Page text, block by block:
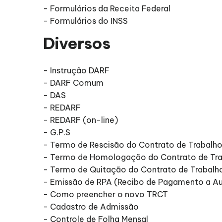
- Formulários da Receita Federal
- Formulários do INSS
Diversos
- Instrução DARF
- DARF Comum
- DAS
- REDARF
- REDARF (on-line)
- G.P.S
- Termo de Rescisão do Contrato de Trabalho
- Termo de Homologação do Contrato de
- Termo de Quitação do Contrato de
- Emissão de RPA (Recibo de Pagamento a
- Como preencher o novo TRCT
- Cadastro de Admissão
- Controle de Folha Mensal